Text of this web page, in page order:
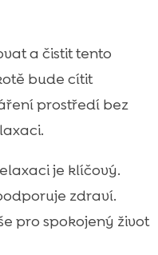
a čistit tento
bude cítit
prostředí bez
je klíčový.
zdraví.
pro spokojený život